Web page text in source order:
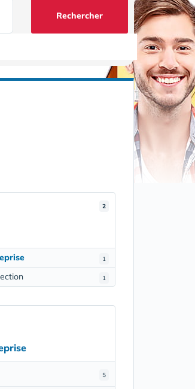
Rechercher
2
1
1
5